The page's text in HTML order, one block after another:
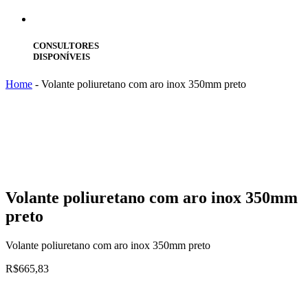
CONSULTORES
DISPONÍVEIS
Home - Volante poliuretano com aro inox 350mm preto
Volante poliuretano com aro inox 350mm
preto
Volante poliuretano com aro inox 350mm preto
R$665,83